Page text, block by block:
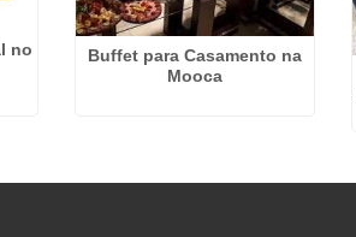
no
Buffet para Casamento na
Mooca